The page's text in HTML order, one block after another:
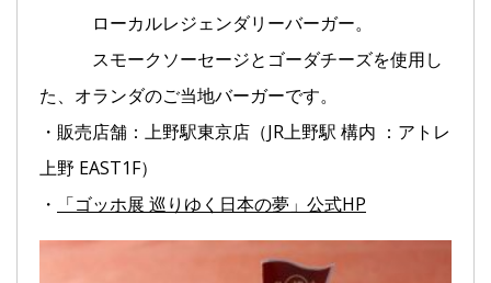
ローカルレジェンダリーバーガー。
スモークソーセージとゴーダチーズを使用し
た、オランダのご当地バーガーです。
・販売店舗：上野駅東京店（JR上野駅 構内 ：アトレ
上野 EAST1F）
・
「ゴッホ展 巡りゆく日本の夢」公式HP